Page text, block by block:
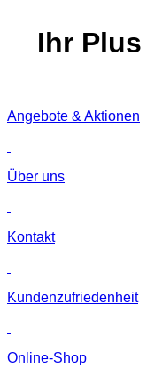
Ihr Plus
Angebote & Aktionen
Über uns
Kontakt
Kunden­zufriedenheit
Online-Shop